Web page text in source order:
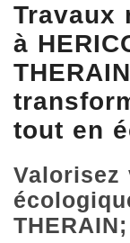
Travaux
à
tout en
Valorisez